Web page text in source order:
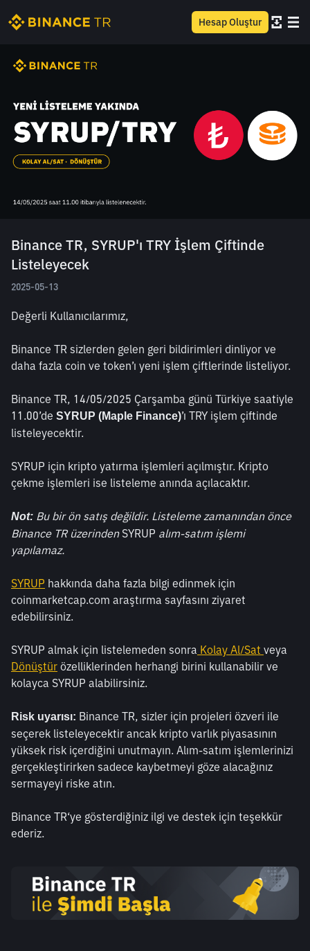
Hesap Oluştur
Binance TR, SYRUP'ı TRY İşlem Çiftinde
Listeleyecek
2025-05-13
Değerli Kullanıcılarımız,
Binance TR sizlerden gelen geri bildirimleri dinliyor ve
daha fazla coin ve token’ı yeni işlem çiftlerinde listeliyor.
Binance TR, 14/05/2025 Çarşamba günü Türkiye saatiyle
11.00’de SYRUP (Maple Finance)’ı TRY işlem çiftinde
listeleyecektir.
SYRUP için kripto yatırma işlemleri açılmıştır. Kripto
çekme işlemleri ise listeleme anında açılacaktır.
Not: Bu bir ön satış değildir. Listeleme zamanından önce
Binance TR üzerinden SYRUP alım-satım işlemi
yapılamaz.
SYRUP hakkında daha fazla bilgi edinmek için
coinmarketcap.com araştırma sayfasını ziyaret
edebilirsiniz.
SYRUP almak için listelemeden sonra Kolay Al/Sat
Dönüştür özelliklerinden herhangi birini kullanabilir ve
kolayca SYRUP alabilirsiniz.
Risk uyarısı: Binance TR, sizler için projeleri özveri ile
seçerek listeleyecektir ancak kripto varlık piyasasının
yüksek risk içerdiğini unutmayın. Alım-satım işlemlerinizi
gerçekleştirirken sadece kaybetmeyi göze alacağınız
sermayeyi riske atın.
Binance TR‘ye gösterdiğiniz ilgi ve destek için teşekkür
ederiz.